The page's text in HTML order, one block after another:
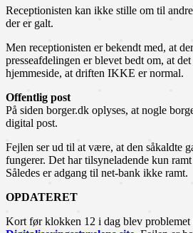
Receptionisten kan ikke stille om til
der er galt.
Men receptionisten er bekendt med, at
presseafdelingen er blevet bedt om, at
hjemmeside, at driften IKKE er normal.
Offentlig post
På siden borger.dk oplyses, at nogle
digital post.
Fejlen ser ud til at være, at den såkaldte
fungerer. Det har tilsyneladende kun
Således er adgang til net-bank ikke ramt.
OPDATERET
Kort før klokken 12 i dag blev problemet